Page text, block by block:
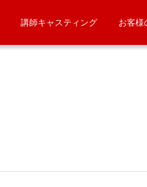
講師キャスティング お客様